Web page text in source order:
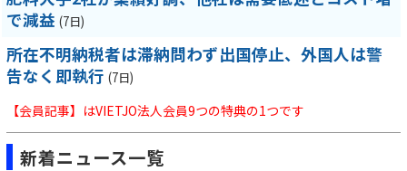
で減益 (7日)
所在不明納税者は滞納問わず出国停止、外国人は警
告なく即執行 (7日)
【会員記事】はVIETJO法人会員9つの特典の1つです
新着ニュース一覧